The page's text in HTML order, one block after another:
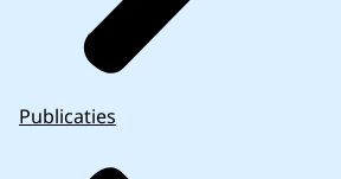
Publicaties